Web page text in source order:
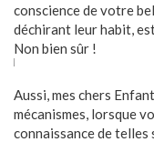
conscience de votre
déchirant leur habit,
Non bien sûr !
Aussi, mes chers
mécanismes, lorsque
connaissance de telles